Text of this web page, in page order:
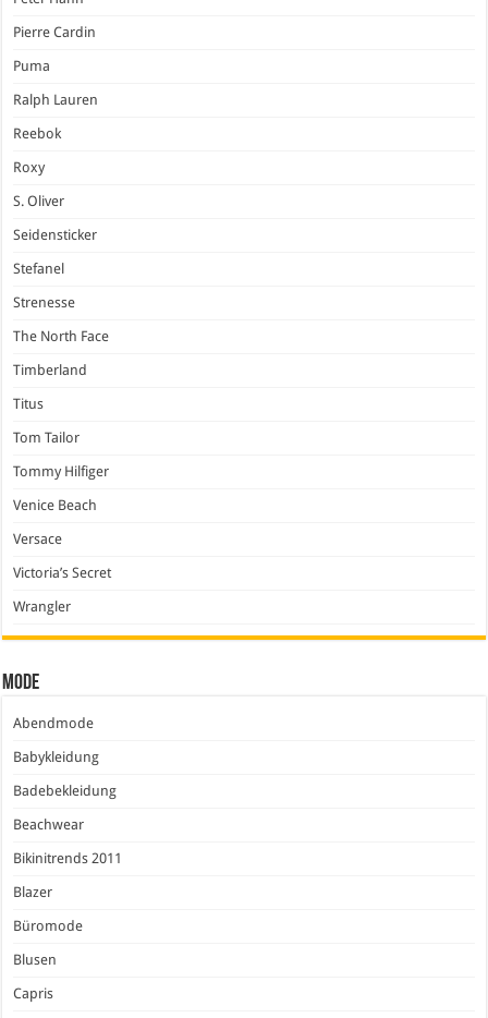
Pierre Cardin
Puma
Ralph Lauren
Reebok
Roxy
S. Oliver
Seidensticker
Stefanel
Strenesse
The North Face
Timberland
Titus
Tom Tailor
Tommy Hilfiger
Venice Beach
Versace
Victoria’s Secret
Wrangler
Mode
Abendmode
Babykleidung
Badebekleidung
Beachwear
Bikinitrends 2011
Blazer
Büromode
Blusen
Capris